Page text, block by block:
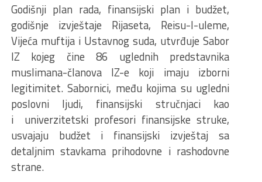
Godišnji plan rada, finansijski plan i budžet,
godišnje izvještaje Rijaseta, Reisu-l-uleme,
Vijeća muftija i Ustavnog suda, utvrđuje Sabor
IZ kojeg čine 86 uglednih predstavnika
muslimana-članova IZ-e koji imaju izborni
legitimitet. Sabornici, među kojima su ugledni
poslovni ljudi, finansijski stručnjaci kao
i univerzitetski profesori finansijske struke,
usvajaju budžet i finansijski izvještaj sa
detaljnim stavkama prihodovne i rashodovne
strane.